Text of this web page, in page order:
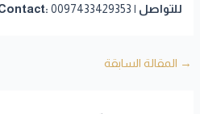
للتواصل | Contact: 0097433429353
→ المقالة السابقة